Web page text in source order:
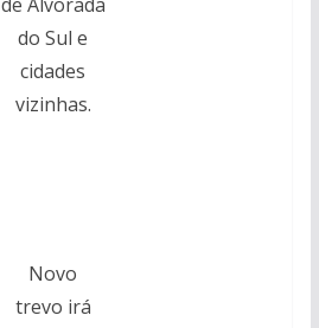
do Sul e
cidades
vizinhas.
Novo
trevo irá